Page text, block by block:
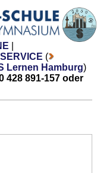
SERVICE (
Lernen Hamburg)
428 891-157 oder